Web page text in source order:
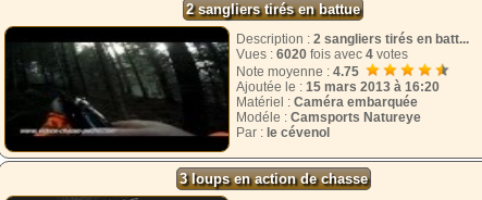
2 sangliers tirés en battue
Description : 2 sangliers tirés en batt...
Vues : 6020 fois avec 4 votes
Note moyenne : 4.75
Ajoutée le : 15 mars 2013 à 16:20
Matériel : Caméra embarquée
Modéle : Camsports Natureye
Par : le cévenol
3 loups en action de chasse